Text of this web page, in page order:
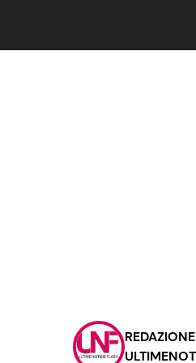
Contattaci
Pubblicità
REDAZIONE